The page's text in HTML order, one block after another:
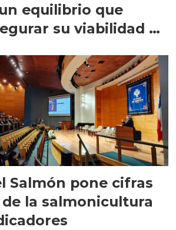
equilibrio que
su viabilidad de
Salmón pone cifras
la salmonicultura